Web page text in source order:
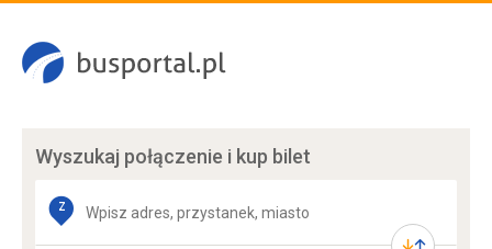
Wyszukaj połączenie i kup bilet
Z